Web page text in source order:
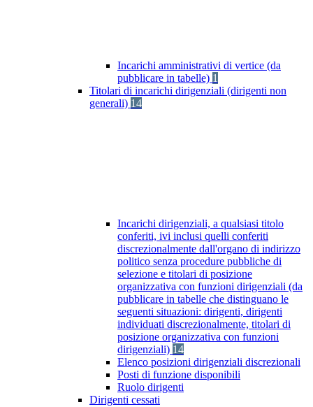
Incarichi amministrativi di vertice (da
pubblicare in tabelle) 1
Titolari di incarichi dirigenziali (dirigenti non
generali) 14
Incarichi dirigenziali, a qualsiasi titolo
conferiti, ivi inclusi quelli conferiti
discrezionalmente dall'organo di indirizzo
politico senza procedure pubbliche di
selezione e titolari di posizione
organizzativa con funzioni dirigenziali (da
pubblicare in tabelle che distinguano le
seguenti situazioni: dirigenti, dirigenti
individuati discrezionalmente, titolari di
posizione organizzativa con funzioni
dirigenziali) 14
Elenco posizioni dirigenziali discrezionali
Posti di funzione disponibili
Ruolo dirigenti
Dirigenti cessati